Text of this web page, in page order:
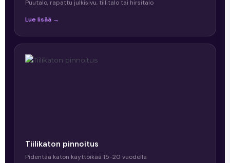
Puutalo, rapattu julkisivu, tiilitalo tai hirsitalo
Lue lisää →
Tiilikaton pinnoitus
Pidentää katon käyttöikää 15-20 vuodella